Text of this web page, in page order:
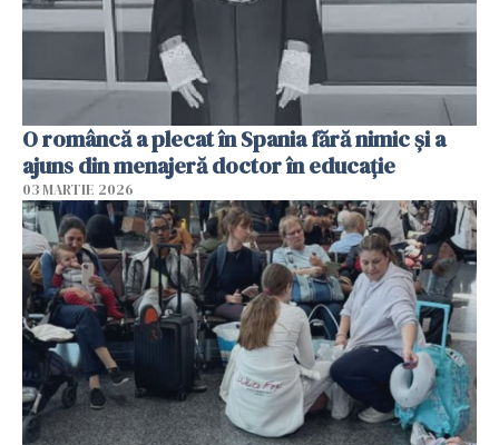
O româncă a plecat în Spania fără nimic și a
ajuns din menajeră doctor în educație
03 MARTIE 2026